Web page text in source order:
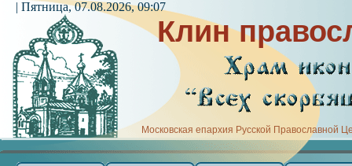
Клин
Московская епархия Русской Православной
| Пятница, 07.08.2026, 09:07